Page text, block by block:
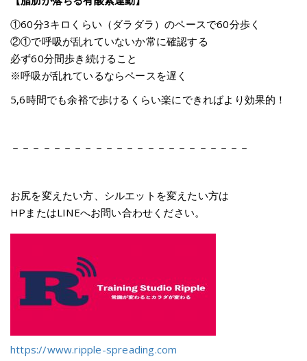
①60分3キロくらい（ダラダラ）のペースで60分歩く
②①で呼吸が乱れていないか常に確認する
必ず60分間歩き続けること
※呼吸が乱れているならペースを遅く
5,6時間でも余裕で歩けるくらい楽にできればより効果的！
－－－－－－－－－－－－－－－－－－－－－－－
お尻を変えたい方、シルエットを変えたい方は
HPまたはLINEへお問い合わせください。
https://www.ripple-spreading.com